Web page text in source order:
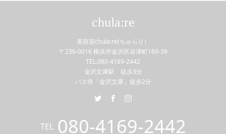
chula:re
美容室chula:re(ちゅらり）
〒236-0016 横浜市金沢区谷津町160-39
TEL.080-4169-2442
金沢文庫駅 徒歩3分
バス停「金沢文庫」徒歩2分
TEL 080-4169-2442